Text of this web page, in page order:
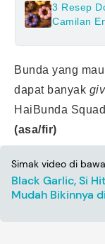
3 Resep
Camilan
Bunda yang mau
dapat banyak
HaiBunda
(asa/fir)
Simak video di
Black Garlic, Si
Mudah Bikinnya